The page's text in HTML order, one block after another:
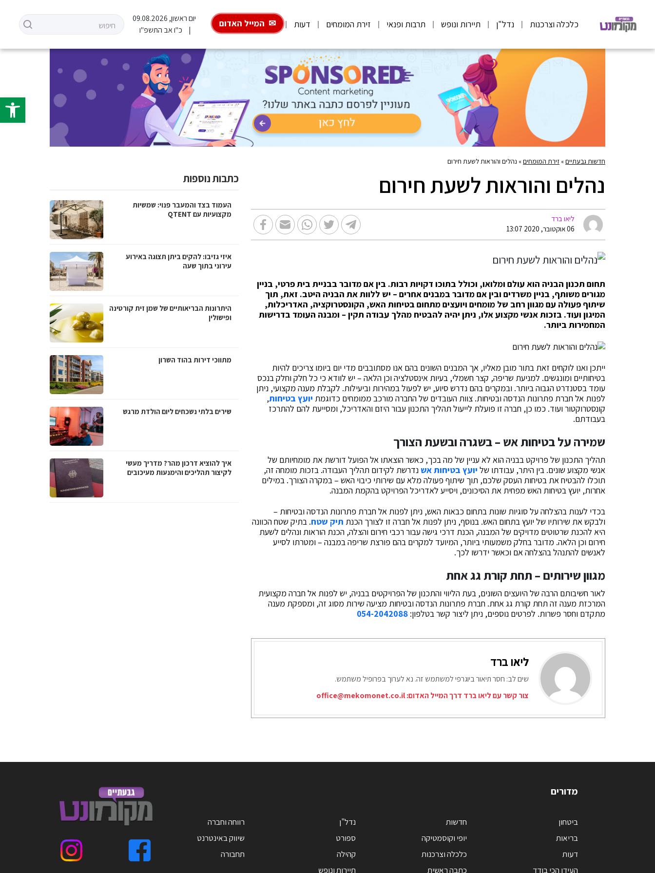
פתח
כלכלה וצרכנות נדל"ן תיירות ונופש תרבות ופנאי זירת המומחים דעות המייל האדום
יום ראשון, 09.08.2026
כ"ו אב התשפ"ו
חדשות גבעתיים» זירת המומחים» נהלים והוראות לשעת חירום
נהלים והוראות לשעת חירום
ליאו ברד
06 אוקטובר, 2020 13:07
תחום תכנון הבניה הוא עולם ומלואו, וכולל בתוכו דקויות רבות. בין אם מדובר בבניית בית פרטי, בניין
מגורים משותף, בניין משרדים ובין אם מדובר במבנים אחרים – יש ללוות את הבניה היטב. זאת, תוך
שיתוף פעולה עם מגוון רחב של מומחים ויועצים מתחום בטיחות האש, הקונסטרוקציה, האדריכלות,
המיגון ועוד. בזכות אנשי מקצוע אלו, ניתן יהיה להבטיח מהלך עבודה תקין – ומבנה העומד בדרישות
המחמירות ביותר.
ייתכן ואנו לוקחים זאת בתור מובן מאליו, אך המבנים השונים בהם אנו מסתובבים מדי יום ביומו צריכים להיות
בטיחותיים ומונגשים. למניעת שריפה, קצר חשמלי, בעיות אינסטלציה וכן הלאה – יש לוודא כי כל חלק וחלק בנכס
עומד בסטנדרט הגבוה ביותר. ובמקרים בהם נדרש סיוע, יש לפעול במהירות וביעילות. לקבלת מענה מקצועי, ניתן
לפנות אל חברת פתרונות הנדסה ובטיחות. צוות העובדים של החברה מורכב ממומחים כדוגמת יועץ בטיחות,
קונסטרוקטור ועוד. כמו כן, חברה זו פועלת לייעול תהליך התכנון עבור היזם והאדריכל, ומסייעת להם להתרכז
בעבודתם.
שמירה על בטיחות אש – בשגרה ובשעת הצורך
תהליך התכנון של פרויקט בבניה הוא לא עניין של מה בכך, כאשר הוצאתו אל הפועל דורשת את מומחיותם של
אנשי מקצוע שונים. בין היתר, עבודתו של יועץ בטיחות אשנדרשת לקידום תהליך העבודה. בזכות מומחה זה,
תוכלו להבטיח את בטיחות העסק שלכם, תוך שיתוף פעולה מלא עם שירותי כיבוי האש – במקרה הצורך. במילים
אחרות, יועץ בטיחות האש מפחית את הסיכונים, ויסייע לאדריכל הפרויקט בהקמת המבנה.
בכדי לענות בהצלחה על סוגיות שונות בתחום כבאות האש, ניתן לפנות אל חברת פתרונות הנדסה ובטיחות –
ולבקש את שירותיו של יועץ בתחום האש. בנוסף, ניתן לפנות אל חברה זו לצורך הכנת תיק שטח. בתיק שטח הכוונה
היא להכנת שרטוטים מדויקים של המבנה, הכנת דרכי גישה עבור רכבי חירום והצלה, הכנת הוראות ונהלים לשעת
חירום וכן הלאה. מדובר בחלק משמעותי ביותר, המיועד למקרים בהם פורצת שריפה במבנה – ומטרתו לסייע
לאנשים להתנהל בהצלחה אם וכאשר ידרשו לכך.
מגוון שירותים – תחת קורת גג אחת
לאור חשיבותם הרבה של היועצים השונים, בעת הליווי והתכנון של הפרויקטים בבניה, יש לפנות אל חברה מקצועית
המרכזת מענה זה תחת קורת גג אחת. חברת פתרונות הנדסה ובטיחות מציעה שירות מסוג זה, ומספקת מענה
מתקדם וחסר פשרות. לפרטים נוספים, ניתן ליצור קשר בטלפון: 054-2042088
ליאו ברד
שים לב: חסר תיאור ביוגרפי למשתמש זה. נא לערוך בפרופיל משתמש.
צור קשר עם ליאו ברד דרך המייל האדום:office@mekomonet.co.il
כתבות נוספות
העמוד בצד והמעבר פנוי: שמשיות
מקצועיות עם QTENT
איזי גזיבו: להקים ביתן תצוגה באירוע
עירוני בתוך שעה
היתרונות הבריאותיים של שמן זית קורטינה
ופישולין
מתווכי דירות בהוד השרון
שירים בלתי נשכחים ליום הולדת מרגש
איך להוציא דרכון מהר? מדריך מעשי
לקיצור תהליכים והימנעות מעיכובים
מדורים
ביטחון
בריאות
דעות
העידן הכי בודד
חדשות
יופי וקוסמטיקה
כלכלה וצרכנות
כתבה ראשית
נדל"ן
ספורט
קהילה
תיירות ונופש
רווחה וחברה
שיווק באינטרנט
תחבורה